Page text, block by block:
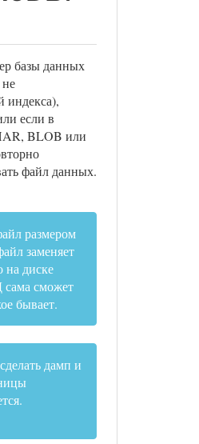
базы данных
индекса),
если в
BLOB или
файл данных.
размером
заменяет
на диске
сама сможет
бывает.
дамп и